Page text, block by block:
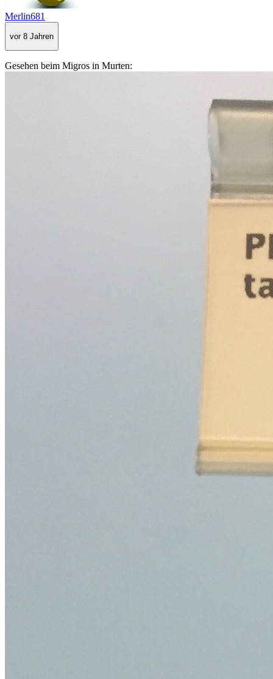
Merlin681
vor 8 Jahren
Gesehen beim Migros in Murten: